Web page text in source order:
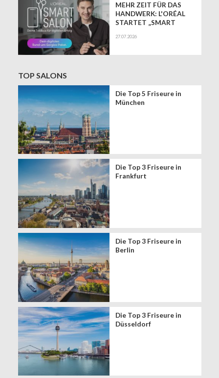
MEHR ZEIT FÜR DAS
HANDWERK: L'ORÉAL
STARTET „SMART
EXKLUSIVEN BUSINESS-
27.07.2026
TOP SALONS
Die Top 5 Friseure in
München
Die Top 3 Friseure in
Frankfurt
Die Top 3 Friseure in
Berlin
Die Top 3 Friseure in
Düsseldorf